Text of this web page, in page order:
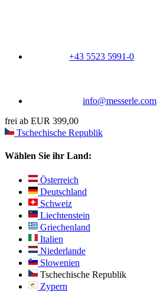
+43 5523 5991-0
info@messerle.com
frei ab EUR 399,00
Tschechische Republik
Wählen Sie ihr Land:
Österreich
Deutschland
Schweiz
Liechtenstein
Griechenland
Italien
Niederlande
Slowenien
Tschechische Republik
Zypern